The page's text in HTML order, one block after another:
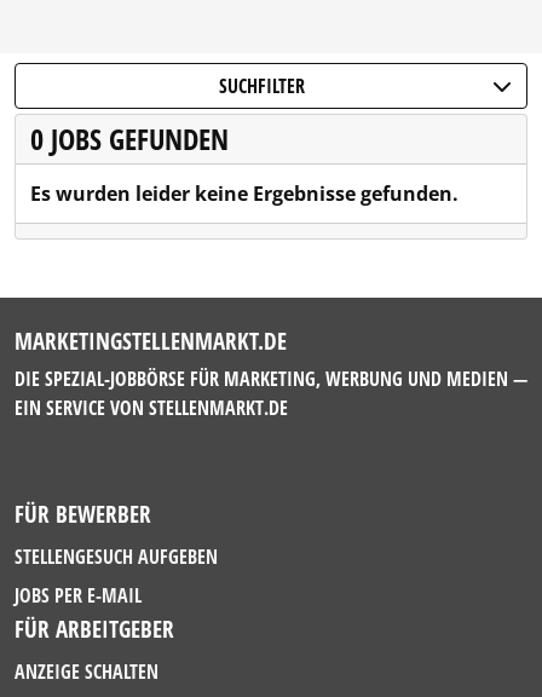
SUCHFILTER
0 JOBS GEFUNDEN
Es wurden leider keine Ergebnisse gefunden.
MARKETINGSTELLENMARKT.DE
DIE SPEZIAL-JOBBÖRSE FÜR MARKETING, WERBUNG UND MEDIEN —
EIN SERVICE VON STELLENMARKT.DE
FÜR BEWERBER
STELLENGESUCH AUFGEBEN
JOBS PER E-MAIL
FÜR ARBEITGEBER
ANZEIGE SCHALTEN